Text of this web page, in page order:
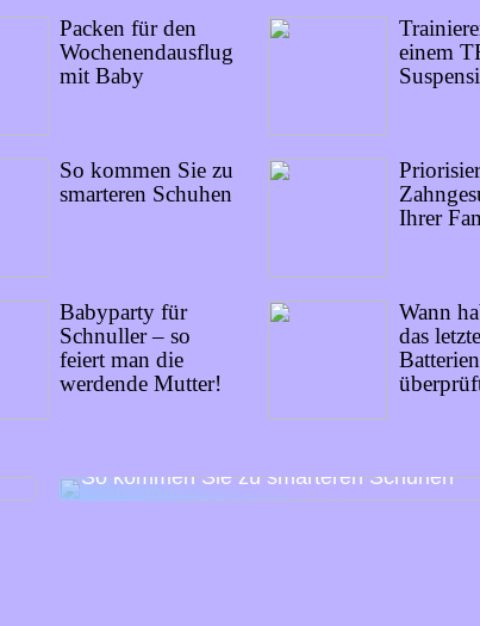
Packen für den
Wochenendausflug
mit Baby
So kommen Sie zu
smarteren Schuhen
Babyparty für
Schnuller – so
feiert man die
werdende Mutter!
einem
Ihrer
Wann
das
Batterien
So kommen Sie zu smarteren Schuhen